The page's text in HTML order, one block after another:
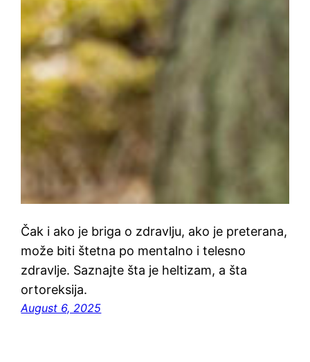
Čak i ako je briga o zdravlju, ako je preterana,
može biti štetna po mentalno i telesno
zdravlje. Saznajte šta je heltizam, a šta
ortoreksija.
August 6, 2025